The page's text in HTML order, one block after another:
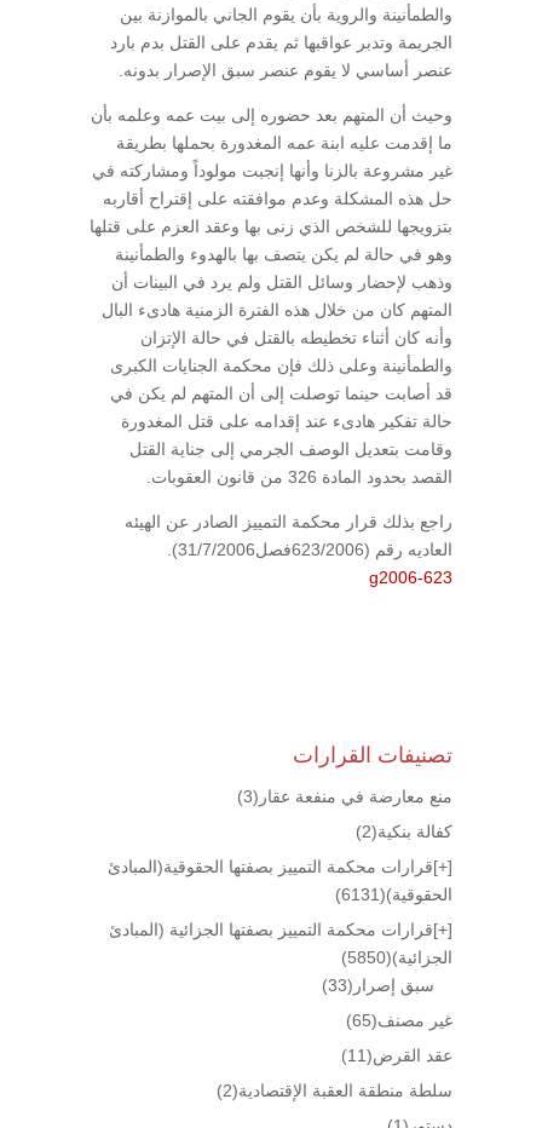
والطمأنينة والروية بأن يقوم الجاني بالموازنة بين
الجريمة وتدبر عواقبها ثم يقدم على القتل بدم بارد
عنصر أساسي لا يقوم عنصر سبق الإصرار بدونه.
وحيث أن المتهم بعد حضوره إلى بيت عمه وعلمه بأن
ما إقدمت عليه ابنة عمه المغدورة بحملها بطريقة
غير مشروعة بالزنا وأنها إنجبت مولوداً ومشاركته في
حل هذه المشكلة وعدم موافقته على إقتراح أقاربه
بتزويجها للشخص الذي زنى بها وعقد العزم على قتلها
وهو في حالة لم يكن يتصف بها بالهدوء والطمأنينة
وذهب لإحضار وسائل القتل ولم يرد في البينات أن
المتهم كان من خلال هذه الفترة الزمنية هادىء البال
وأنه كان أثناء تخطيطه بالقتل في حالة الإتزان
والطمأنينة وعلى ذلك فإن محكمة الجنايات الكبرى
قد أصابت حينما توصلت إلى أن المتهم لم يكن في
حالة تفكير هادىء عند إقدامه على قتل المغدورة
وقامت بتعديل الوصف الجرمي إلى جناية القتل
القصد بحدود المادة 326 من قانون العقوبات.
راجع بذلك قرار محكمة التمييز الصادر عن الهيئه
العاديه رقم (623/2006فصل31/7/2006).
g2006-623
تصنيفات القرارات
منع معارضة في منفعة عقار (3)
كفالة بنكية(2)
[+]قرارات محكمة التمييز بصفتها الحقوقية(المبادئ
الحقوقية)(6131)
[+]قرارات محكمة التمييز بصفتها الجزائية (المبادئ
الجزائية)(5850)
سبق إصرار (33)
غير مصنف(65)
عقد القرض(11)
سلطة منطقة العقبة الإقتصادية(2)